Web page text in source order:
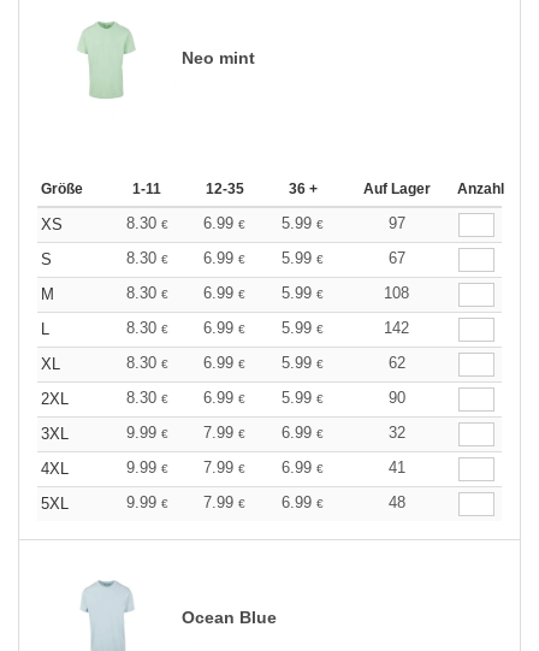
Neo mint
Größe 1-11 12-35 36 + Auf Lager Anzahl
XS 8.30 € 6.99 € 5.99 €
97
S
8.30 € 6.99 € 5.99 €
67
M
8.30 € 6.99 € 5.99 €
108
8.30 € 6.99 € 5.99 €
142
XL
8.30 € 6.99 € 5.99 €
62
2XL
8.30 € 6.99 € 5.99 €
90
3XL
9.99 € 7.99 € 6.99 €
32
4XL
9.99 € 7.99 € 6.99 €
41
5XL
9.99 € 7.99 € 6.99 € 48
Ocean Blue